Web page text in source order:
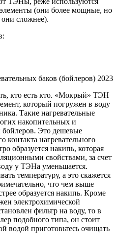
(они более мощные, но
они сложнее).
кто есть кто. «Мокрый» ТЭН
который погружен в воду
Такие нагревательные
накопительных и
бойлеров. Это дешевые
контакта нагревательного
образуется накипь, которая
свойствами, за счет
у ТЭНа уменьшается.
температуру, а это скажется
что чем выше
образуется накипь. Кроме
электрохимической
фильтр на воду, то в
подобного типа, он стоит
водой приготовьтесь очищать